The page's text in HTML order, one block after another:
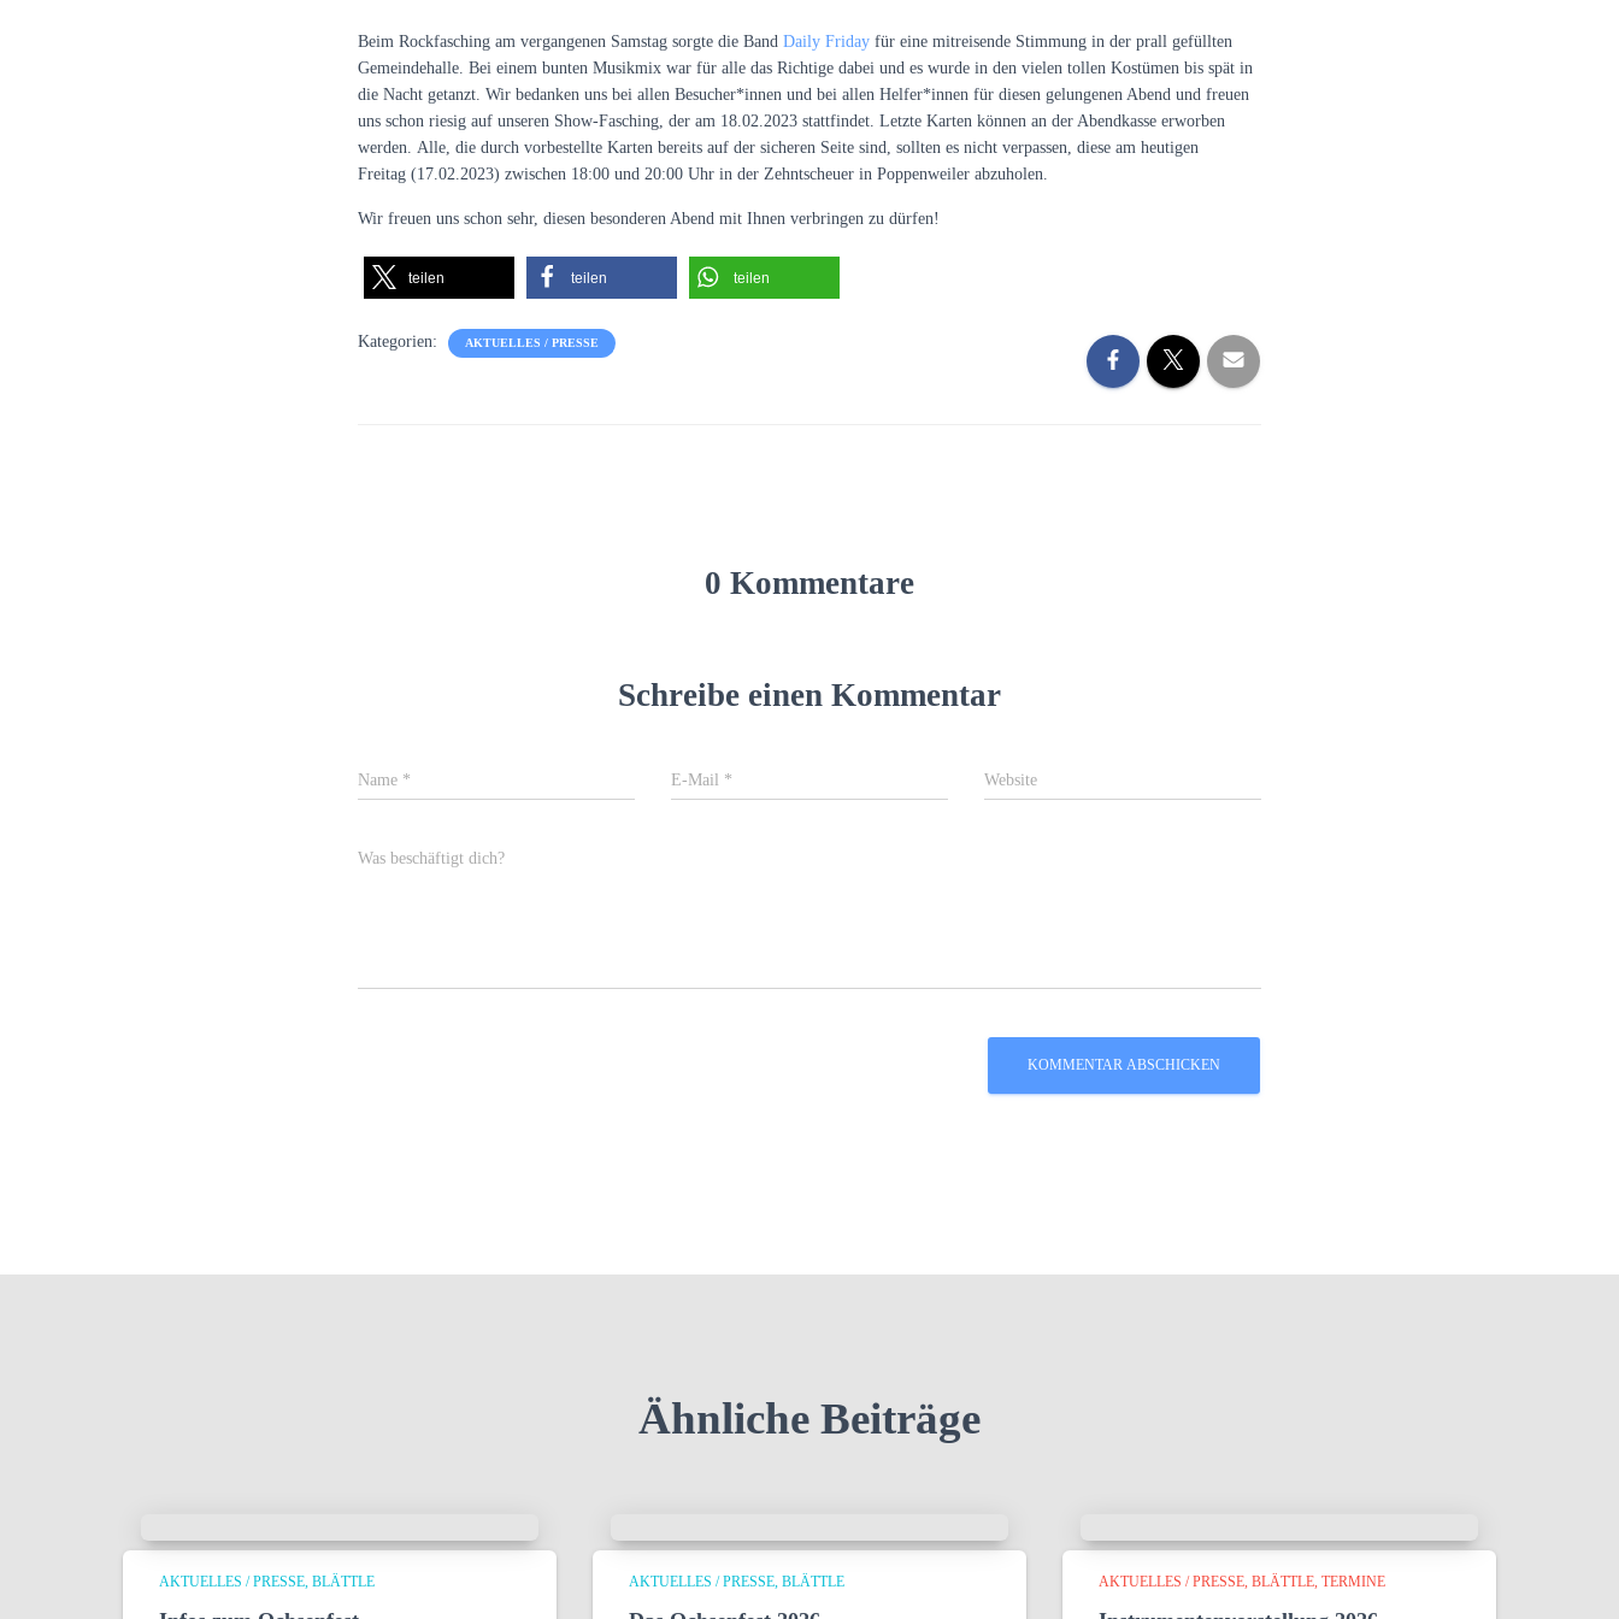
Beim Rockfasching am vergangenen Samstag sorgte die Band Daily Friday für eine mitreisende Stimmung in der prall gefüllten
Gemeindehalle. Bei einem bunten Musikmix war für alle das Richtige dabei und es wurde in den vielen tollen Kostümen bis spät in
die Nacht getanzt. Wir bedanken uns bei allen Besucher*innen und bei allen Helfer*innen für diesen gelungenen Abend und freuen
uns schon riesig auf unseren Show-Fasching, der am 18.02.2023 stattfindet. Letzte Karten können an der Abendkasse erworben
werden. Alle, die durch vorbestellte Karten bereits auf der sicheren Seite sind, sollten es nicht verpassen, diese am heutigen
Freitag (17.02.2023) zwischen 18:00 und 20:00 Uhr in der Zehntscheuer in Poppenweiler abzuholen.
Wir freuen uns schon sehr, diesen besonderen Abend mit Ihnen verbringen zu dürfen!
teilen teilen teilen
Kategorien: AKTUELLES / PRESSE
0 Kommentare
Schreibe einen Kommentar
Name * E-Mail * Website
Was beschäftigt dich?
Ähnliche Beiträge
AKTUELLES / PRESSE BLÄTTLE AKTUELLES / PRESSE BLÄTTLE AKTUELLES / PRESSE BLÄTTLE TERMINE